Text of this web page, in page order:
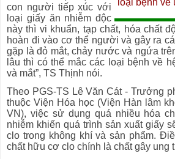
loại bệnh về
con người tiếp xúc với
loại giấy ăn nhiễm độc
này thì vi khuẩn, tạp chất, hóa chất
hoàn đi vào cơ thể người và gây ra
gặp là đỏ mắt, chảy nước và ngứa
lâu thì có thể mắc các loại bệnh về
và mắt”, TS Thịnh nói.
Theo PGS-TS Lê Văn Cát - Trưởng
thuộc Viện Hóa học (Viện Hàn lâm
VN), việc sử dụng quá nhiều hóa
nhiễm khiến quá trình sản xuất giấy
clo trong không khí và sản phẩm.
chất hữu cơ clo chính là chất gây ung